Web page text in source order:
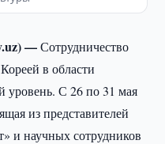
—Сотрудничество
в области
уровень. С 26 по 31 мая
из представителей
и научных сотрудников